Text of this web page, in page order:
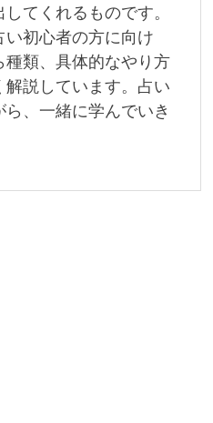
てくれるものです。
初心者の方に向け
類、具体的なやり方
解説しています。占い
、一緒に学んでいき